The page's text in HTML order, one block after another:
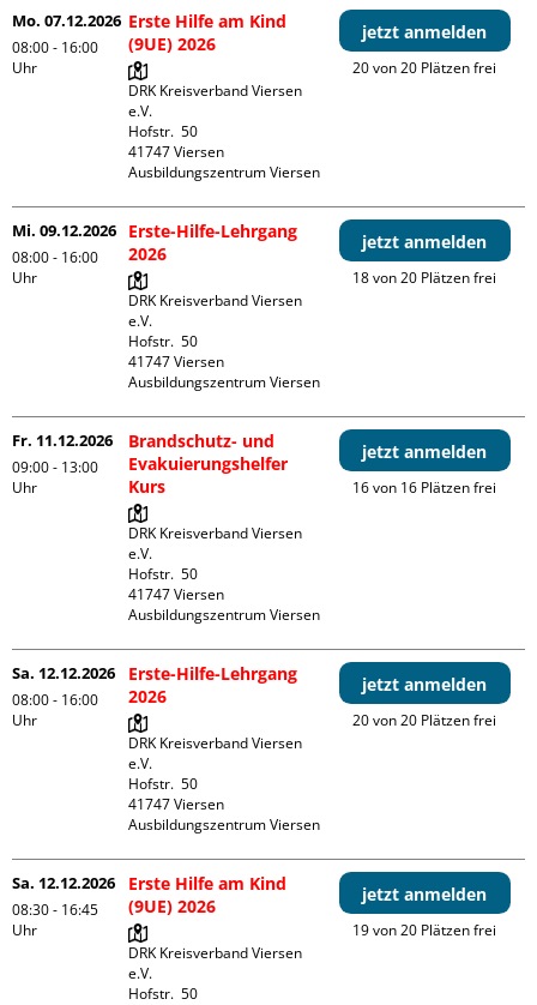
Mo. 07.12.2026
08:00 - 16:00
Uhr
Erste Hilfe am Kind
(9UE) 2026
DRK Kreisverband Viersen
e.V.
Hofstr.  50
41747 Viersen
Ausbildungszentrum Viersen
jetzt anmelden
20 von 20 Plätzen frei
Mi. 09.12.2026
08:00 - 16:00
Uhr
Erste-Hilfe-Lehrgang
2026
DRK Kreisverband Viersen
e.V.
Hofstr.  50
41747 Viersen
Ausbildungszentrum Viersen
jetzt anmelden
18 von 20 Plätzen frei
Fr. 11.12.2026
09:00 - 13:00
Uhr
Brandschutz- und
Evakuierungshelfer
Kurs
DRK Kreisverband Viersen
e.V.
Hofstr.  50
41747 Viersen
Ausbildungszentrum Viersen
jetzt anmelden
16 von 16 Plätzen frei
Sa. 12.12.2026
08:00 - 16:00
Uhr
Erste-Hilfe-Lehrgang
2026
DRK Kreisverband Viersen
e.V.
Hofstr.  50
41747 Viersen
Ausbildungszentrum Viersen
jetzt anmelden
20 von 20 Plätzen frei
Sa. 12.12.2026
08:30 - 16:45
Uhr
Erste Hilfe am Kind
(9UE) 2026
DRK Kreisverband Viersen
e.V.
Hofstr.  50
jetzt anmelden
19 von 20 Plätzen frei